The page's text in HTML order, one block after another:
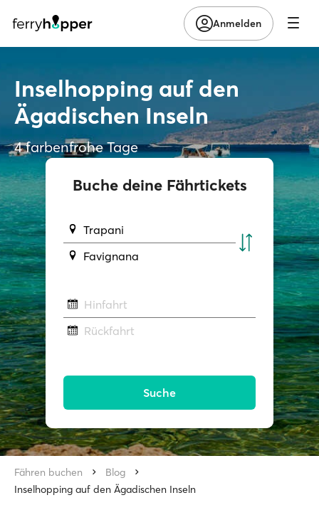
Anmelden
Inselhopping auf den
Ägadischen Inseln
4 farbenfrohe Tage
Buche deine Fährtickets
Trapani
Favignana
Hinfahrt
Rückfahrt
Suche
Fähren buchen
Blog
Inselhopping auf den Ägadischen Inseln